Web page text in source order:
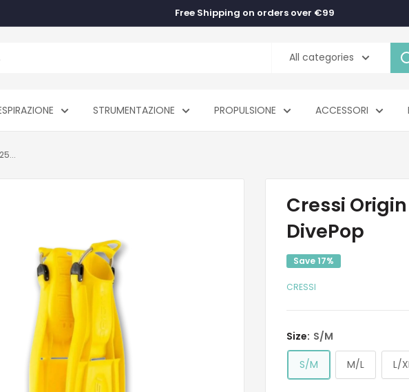
Free Shipping on orders over €99
All categories
STRUMENTAZIONE PROPULSIONE ACCESSORI
Cressi
DivePop
Save 17%
CRESSI
Size: S/M
S/M M/L L/